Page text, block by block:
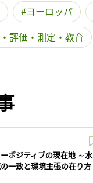
ヨーロッパ
評価・測定・教育
ポジティブの現在地 ～水
一致と環境主張の在り方